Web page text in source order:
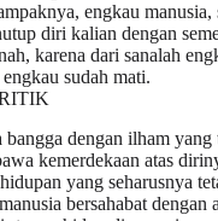
engkau
diri kalian dengan
karena dari sanalah
sudah mati.
dengan ilham yang
kemerdekaan atas
yang seharusnya
bersahabat dengan